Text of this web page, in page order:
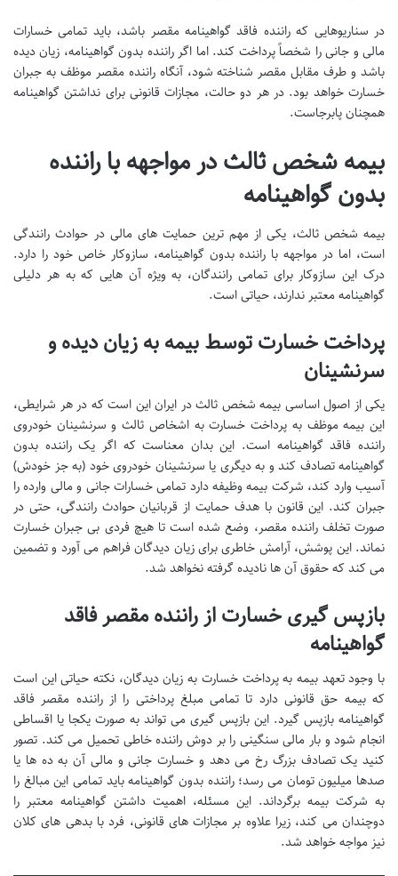
در سناریوهایی که راننده فاقد گواهینامه مقصر باشد، باید تمامی خسارات
مالی و جانی را شخصاً پرداخت کند. اما اگر راننده بدون گواهینامه، زیان دیده
باشد و طرف مقابل مقصر شناخته شود، آنگاه راننده مقصر موظف به جبران
خسارت خواهد بود. در هر دو حالت، مجازات قانونی برای نداشتن گواهینامه
همچنان پابرجاست.
بیمه شخص ثالث در مواجهه با راننده
بدون گواهینامه
بیمه شخص ثالث، یکی از مهم ترین حمایت های مالی در حوادث رانندگی
است، اما در مواجهه با راننده بدون گواهینامه، سازوکار خاص خود را دارد.
درک این سازوکار برای تمامی رانندگان، به ویژه آن هایی که به هر دلیلی
گواهینامه معتبر ندارند، حیاتی است.
پرداخت خسارت توسط بیمه به زیان دیده و
سرنشینان
یکی از اصول اساسی بیمه شخص ثالث در ایران این است که در هر شرایطی،
این بیمه موظف به پرداخت خسارت به اشخاص ثالث و سرنشینان خودروی
راننده فاقد گواهینامه است. این بدان معناست که اگر یک راننده بدون
گواهینامه تصادف کند و به دیگری یا سرنشینان خودروی خود (به جز خودش)
آسیب وارد کند، شرکت بیمه وظیفه دارد تمامی خسارات جانی و مالی وارده را
جبران کند. این قانون با هدف حمایت از قربانیان حوادث رانندگی، حتی در
صورت تخلف راننده مقصر، وضع شده است تا هیچ فردی بی جبران خسارت
نماند. این پوشش، آرامش خاطری برای زیان دیدگان فراهم می آورد و تضمین
می کند که حقوق آن ها نادیده گرفته نخواهد شد.
بازپس گیری خسارت از راننده مقصر فاقد
گواهینامه
با وجود تعهد بیمه به پرداخت خسارت به زیان دیدگان، نکته حیاتی این است
که بیمه حق قانونی دارد تا تمامی مبلغ پرداختی را از راننده مقصر فاقد
گواهینامه بازپس گیرد. این بازپس گیری می تواند به صورت یکجا یا اقساطی
انجام شود و بار مالی سنگینی را بر دوش راننده خاطی تحمیل می کند. تصور
کنید یک تصادف بزرگ رخ می دهد و خسارت جانی و مالی آن به ده ها یا
صدها میلیون تومان می رسد؛ راننده بدون گواهینامه باید تمامی این مبالغ را
به شرکت بیمه برگرداند. این مسئله، اهمیت داشتن گواهینامه معتبر را
دوچندان می کند، زیرا علاوه بر مجازات های قانونی، فرد با بدهی های کلان
نیز مواجه خواهد شد.